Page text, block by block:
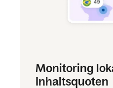
Monitoring
Inhaltsquoten